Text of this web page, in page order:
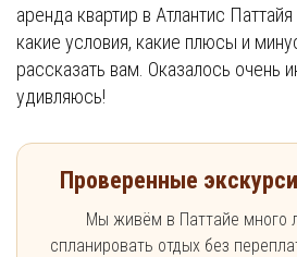
аренда квартир в Атлантис
какие условия, какие плюсы и
рассказать вам. Оказалось очень
удивляюсь!
Проверенные
Мы живём в Паттайе много
спланировать отдых без